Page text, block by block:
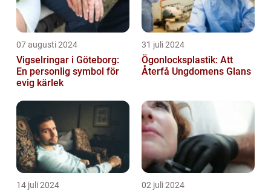
07 augusti 2024
Vigselringar i Göteborg:
En personlig symbol för
evig kärlek
31 juli 2024
Ögonlocksplastik: Att
Återfå Ungdomens Glans
14 juli 2024 02 juli 2024